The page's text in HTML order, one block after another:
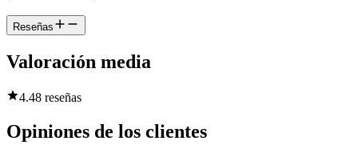
Reseñas
Valoración media
4.48 reseñas
Opiniones de los clientes